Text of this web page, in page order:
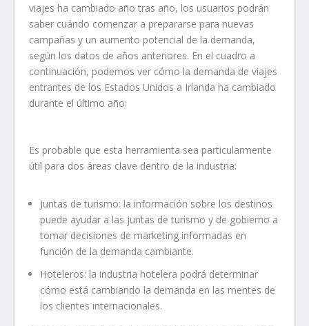
viajes ha cambiado año tras año, los usuarios podrán
saber cuándo comenzar a prepararse para nuevas
campañas y un aumento potencial de la demanda,
según los datos de años anteriores. En el cuadro a
continuación, podemos ver cómo la demanda de viajes
entrantes de los Estados Unidos a Irlanda ha cambiado
durante el último año:
Es probable que esta herramienta sea particularmente
útil para dos áreas clave dentro de la industria:
Juntas de turismo: la información sobre los destinos
puede ayudar a las juntas de turismo y de gobierno a
tomar decisiones de marketing informadas en
función de la demanda cambiante.
Hoteleros: la industria hotelera podrá determinar
cómo está cambiando la demanda en las mentes de
los clientes internacionales.